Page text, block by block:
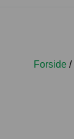
Forside /